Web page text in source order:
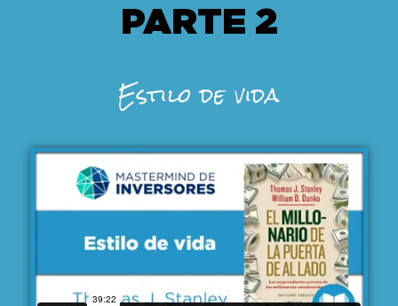
PARTE 2
Estilo de vida